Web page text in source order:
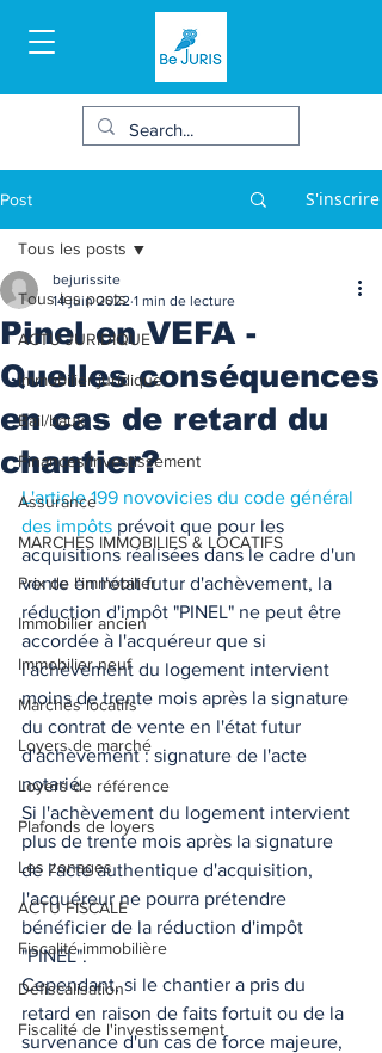
Post S'inscrire
Tous les posts
ACTU JURIDIQUE
Immobilier juridique
Bail/baux
Finances/Investissement
Assurance
MARCHES IMMOBILIES & LOCATIFS
Prix de l'immobilier
Immobilier ancien
Immobilier neuf
Marchés locatifs
Loyers de marché
Loyers de référence
Plafonds de loyers
Les zonages
ACTU FISCALE
Fiscalité immobilière
Défiscalisation
Fiscalité de l'investissement
Tous les posts
Pinel en VEFA -
Quelles conséquences
en cas de retard du
chantier?
bejurissite
14 juin 2022 1 min de lecture
L'article 199 novovicies du code général
des impôts prévoit que pour les
acquisitions réalisées dans le cadre d'un
vente en l'état futur d'achèvement, la
réduction d'impôt "PINEL" ne peut être
accordée à l'acquéreur que si
l'achèvement du logement intervient
moins de trente mois après la signature
du contrat de vente en l'état futur
d'achèvement : signature de l'acte
notarié.
Si l'achèvement du logement intervient
plus de trente mois après la signature
de l'acte authentique d'acquisition,
l'acquéreur ne pourra prétendre
bénéficier de la réduction d'impôt
"PINEL".
Cependant, si le chantier a pris du
retard en raison de faits fortuit ou de la
survenance d'un cas de force majeure,